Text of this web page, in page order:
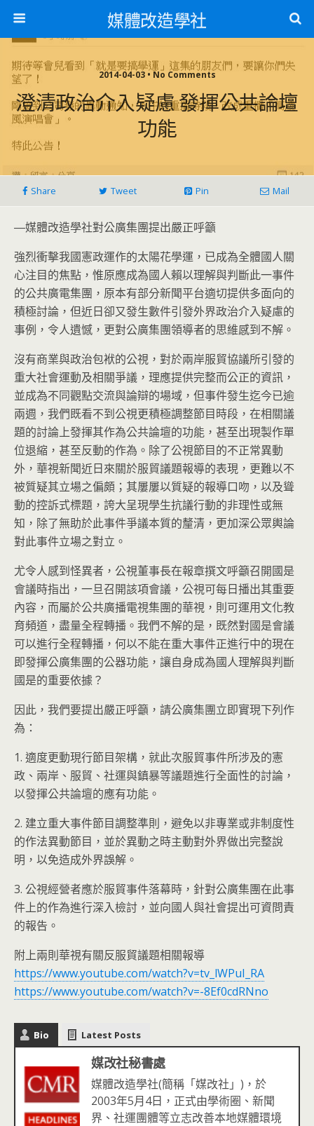
媒體改造學社
2014-04-03 • No Comments
澄清政治介入疑慮 發揮公共論壇
功能
Share Tweet Pin Mail
―媒體改造學社對公廣集團提出嚴正呼籲
強烈衝擊我國憲政運作的太陽花學運，已成為全體國人關
心注目的焦點，惟原應成為國人賴以理解與判斷此一事件
的公共廣電集團，原本有部分新聞平台適切提供多面向的
積極討論，但近日卻又發生數件引發外界政治介入疑慮的
事例，令人遺憾，更對公廣集團領導者的思維感到不解。
沒有商業與政治包袱的公視，對於兩岸服貿協議所引發的
重大社會運動及相關爭議，理應提供完整而公正的資訊，
並成為不同觀點交流與論辯的場域，但事件發生迄今已逾
兩週，我們既看不到公視更積極調整節目時段，在相關議
題的討論上發揮其作為公共論壇的功能，甚至出現製作單
位退縮，甚至反動的作為。除了公視節目的不正常異動
外，華視新聞近日來關於服貿議題報導的表現，更難以不
被質疑其立場之偏頗；其屢屢以質疑的報導口吻，以及聳
動的控訴式標題，誇大呈現學生抗議行動的非理性或無
知，除了無助於此事件爭議本質的釐清，更加深公眾輿論
對此事件立場之對立。
尤令人感到怪異者，公視董事長在報章撰文呼籲召開國是
會議時指出，一旦召開該項會議，公視可每日播出其重要
內容，而屬於公共廣播電視集團的華視，則可運用文化教
育頻道，盡量全程轉播。我們不解的是，既然對國是會議
可以進行全程轉播，何以不能在重大事件正進行中的現在
即發揮公廣集團的公器功能，讓自身成為國人理解與判斷
國是的重要依據？
因此，我們要提出嚴正呼籲，請公廣集團立即實現下列作
為：
1. 適度更動現行節目架構，就此次服貿事件所涉及的憲
政、兩岸、服貿、社運與鎮暴等議題進行全面性的討論，
以發揮公共論壇的應有功能。
2. 建立重大事件節目調整準則，避免以非專業或非制度性
的作法異動節目，並於異動之時主動對外界做出完整說
明，以免造成外界誤解。
3. 公視經營者應於服貿事件落幕時，針對公廣集團在此事
件上的作為進行深入檢討，並向國人與社會提出可資問責
的報告。
附上兩則華視有關反服貿議題相關報導
https://www.youtube.com/watch?v=tv_lWPuI_RA
https://www.youtube.com/watch?v=-8Ef0cdRNno
Bio Latest Posts
媒改社秘書處
媒體改造學社(簡稱「媒改社」)，於
2003年5月4日，正式由學術圈、新聞
界、社運團體等立志改善本地媒體環境